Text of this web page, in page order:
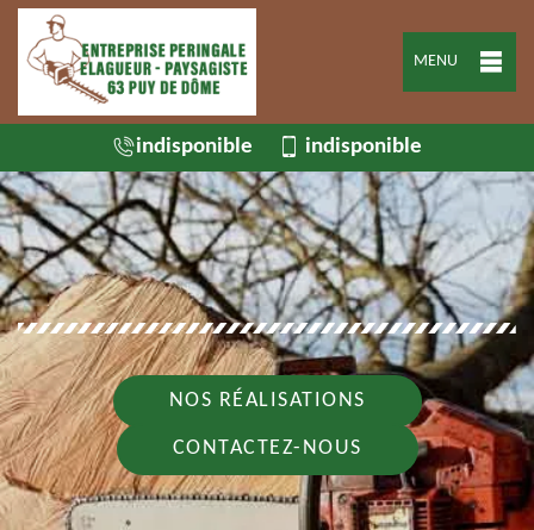
MENU
indisponible indisponible
NOS RÉALISATIONS
CONTACTEZ-NOUS